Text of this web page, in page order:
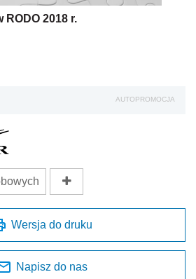
RODO 2018 r.
AUTOPROMOCJA
Wersja do druku
Napisz do nas